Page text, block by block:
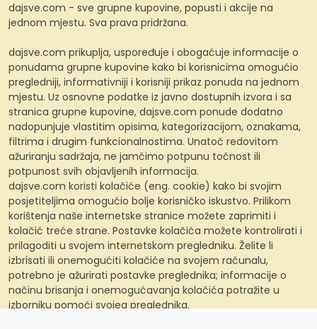
dajsve.com - sve grupne kupovine, popusti i akcije na
jednom mjestu. Sva prava pridržana.
dajsve.com prikuplja, uspoređuje i obogaćuje informacije o
ponudama grupne kupovine kako bi korisnicima omogućio
pregledniji, informativniji i korisniji prikaz ponuda na jednom
mjestu. Uz osnovne podatke iz javno dostupnih izvora i sa
stranica grupne kupovine, dajsve.com ponude dodatno
nadopunjuje vlastitim opisima, kategorizacijom, oznakama,
filtrima i drugim funkcionalnostima. Unatoč redovitom
ažuriranju sadržaja, ne jamčimo potpunu točnost ili
potpunost svih objavljenih informacija.
dajsve.com koristi kolačiće (eng. cookie) kako bi svojim
posjetiteljima omogućio bolje korisničko iskustvo. Prilikom
korištenja naše internetske stranice možete zaprimiti i
kolačić treće strane. Postavke kolačića možete kontrolirati i
prilagoditi u svojem internetskom pregledniku. Želite li
izbrisati ili onemogućiti kolačiće na svojem računalu,
potrebno je ažurirati postavke preglednika; informacije o
načinu brisanja i onemogućavanja kolačića potražite u
izborniku pomoći svojeg preglednika.